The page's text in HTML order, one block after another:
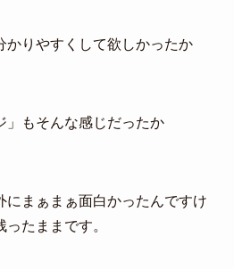
かりやすくして欲しかったか
」もそんな感じだったか
にまぁまぁ面白かったんですけ
たままです。